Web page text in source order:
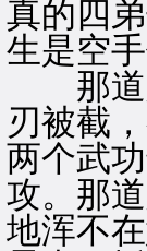
真的四
生是空手
那道人
刃被截
两个武
攻。那
地浑不